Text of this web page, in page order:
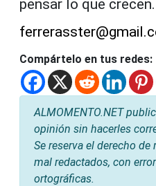
pensar lo que crecen.
Compártelo en tus redes:
ALMOMENTO.NET
opinión sin hacerles
Se reserva el derecho
mal redactados, con
ortográficas.